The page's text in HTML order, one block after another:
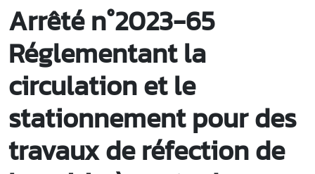
Arrêté n°2023-65
Réglementant la
circulation et le
stationnement pour des
travaux de réfection de